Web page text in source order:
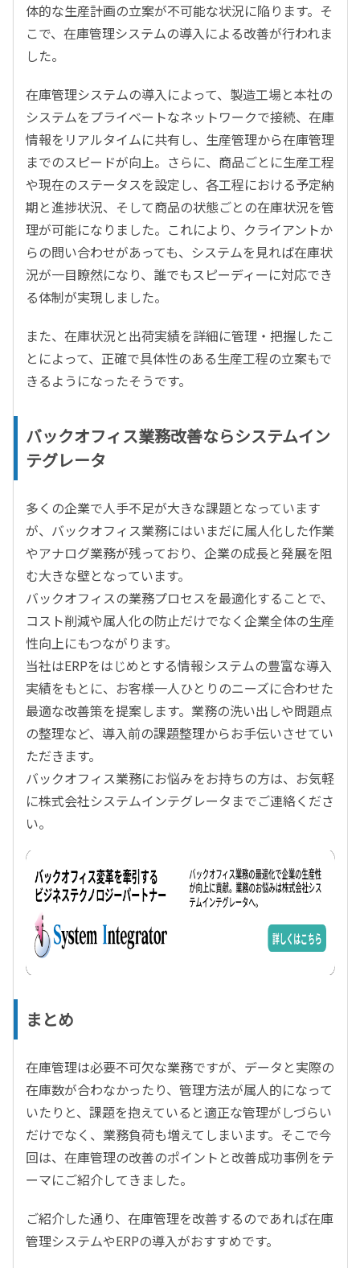
体的な生産計画の立案が不可能な状況に陥ります。そ
こで、在庫管理システムの導入による改善が行われま
した。
在庫管理システムの導入によって、製造工場と本社の
システムをプライベートなネットワークで接続、在庫
情報をリアルタイムに共有し、生産管理から在庫管理
までのスピードが向上。さらに、商品ごとに生産工程
や現在のステータスを設定し、各工程における予定納
期と進捗状況、そして商品の状態ごとの在庫状況を管
理が可能になりました。これにより、クライアントか
らの問い合わせがあっても、システムを見れば在庫状
況が一目瞭然になり、誰でもスピーディーに対応でき
る体制が実現しました。
また、在庫状況と出荷実績を詳細に管理・把握したこ
とによって、正確で具体性のある生産工程の立案もで
きるようになったそうです。
バックオフィス業務改善ならシステムイン
テグレータ
多くの企業で人手不足が大きな課題となっています
が、バックオフィス業務にはいまだに属人化した作業
やアナログ業務が残っており、企業の成長と発展を阻
む大きな壁となっています。
バックオフィスの業務プロセスを最適化することで、
コスト削減や属人化の防止だけでなく企業全体の生産
性向上にもつながります。
当社はERPをはじめとする情報システムの豊富な導入
実績をもとに、お客様一人ひとりのニーズに合わせた
最適な改善策を提案します。業務の洗い出しや問題点
の整理など、導入前の課題整理からお手伝いさせてい
ただきます。
バックオフィス業務にお悩みをお持ちの方は、お気軽
に株式会社システムインテグレータまでご連絡くださ
い。
まとめ
在庫管理は必要不可欠な業務ですが、データと実際の
在庫数が合わなかったり、管理方法が属人的になって
いたりと、課題を抱えていると適正な管理がしづらい
だけでなく、業務負荷も増えてしまいます。そこで今
回は、在庫管理の改善のポイントと改善成功事例をテ
ーマにご紹介してきました。
ご紹介した通り、在庫管理を改善するのであれば在庫
管理システムやERPの導入がおすすめです。